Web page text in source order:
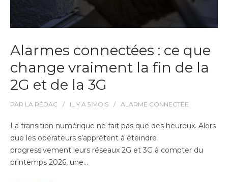
Alarmes connectées : ce que
change vraiment la fin de la
2G et de la 3G
PAR LA RÉDAC IL Y A 5 MOIS ALARME CONNECTÉE
La transition numérique ne fait pas que des heureux. Alors
que les opérateurs s’apprêtent à éteindre
progressivement leurs réseaux 2G et 3G à compter du
printemps 2026, une…